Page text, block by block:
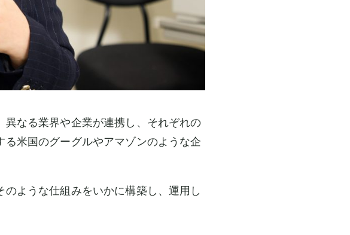
なる業界や企業が連携し、それぞれの
米国のグーグルやアマゾンのような企
ような仕組みをいかに構築し、運用し